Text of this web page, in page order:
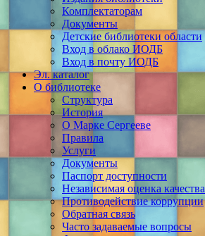
Комплектаторам
Документы
Детские библиотеки области
Вход в облако ИОДБ
Вход в почту ИОДБ
Эл. каталог
О библиотеке
Структура
История
О Марке Сергееве
Правила
Услуги
Документы
Паспорт доступности
Независимая оценка качества
Противодействие коррупции
Обратная связь
Часто задаваемые вопросы